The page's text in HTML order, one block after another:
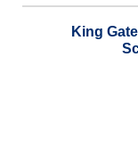
King